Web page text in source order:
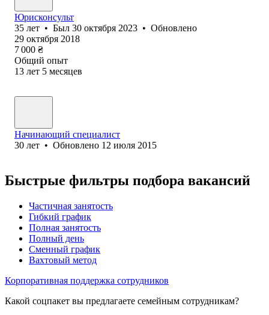
Юрисконсульт
35 лет • Был 30 октября 2023 • Обновлено
29 октября 2018
7 000 ₴
Общий опыт
13 лет 5 месяцев
Начинающий специалист
30 лет • Обновлено 12 июля 2015
Быстрые фильтры подбора вакансий
Частичная занятость
Гибкий график
Полная занятость
Полный день
Сменный график
Вахтовый метод
Корпоративная поддержка сотрудников
Какой соцпакет вы предлагаете семейным сотрудникам?